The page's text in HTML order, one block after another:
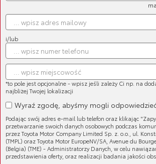
Cena brutto:224,91 zł
Cena netto:182,85 zł
Klocki hamulcowe tylne
Cena brutto:281,94 zł
Cena netto:229,22 zł
i/lub
*to pole jest opcjonalne - wpisz jeśli zależy Ci np. na
najbliżej Twojej lokalizacji
Wyraź zgodę, abyśmy mogli
Podając swój adres e-mail lub telefon oraz klikając
przetwarzanie swoich danych osobowych podczas
przez Toyota Motor Company Limited Sp. z. o.o., ul.
(TMPL) oraz Toyota Motor EuropeNV/SA, Avenue du
(Belgia) (TME) - Administratorzy Danych, w celu
przedstawienia oferty, oraz realizacji badania jakości